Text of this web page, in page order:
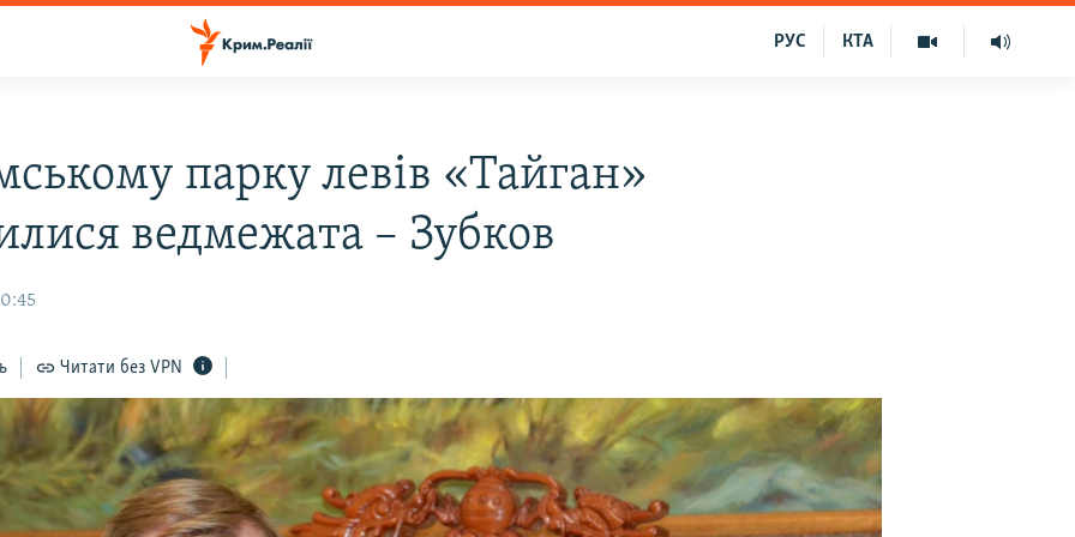
КТА
РУС
парку левів «Тайган»
ведмежата – Зубков
Читати без VPN